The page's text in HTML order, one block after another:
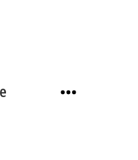
Варенья и соленья